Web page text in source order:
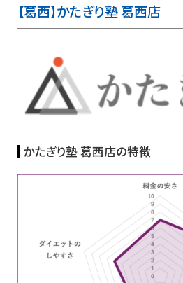
【葛西】かたぎり塾 葛西店
かたぎり塾 葛西店の特徴